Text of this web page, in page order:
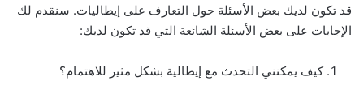
قد تكون لديك بعض الأسئلة حول التعارف على إيطاليات. سنقدم لك
الإجابات على بعض الأسئلة الشائعة التي قد تكون لديك:
كيف يمكنني التحدث مع إيطالية بشكل مثير للاهتمام؟